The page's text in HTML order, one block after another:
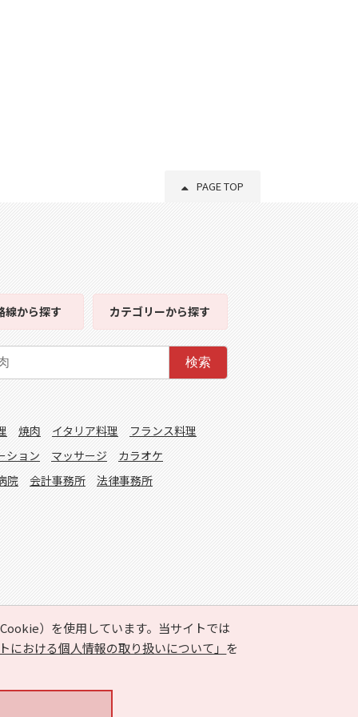
PAGE TOP
）を使用しています。当サイトでは
における個人情報の取り扱いについて」 を
線から探す カテゴリーから探す
検索
焼肉 イタリア料理
フランス料理
ション
マッサージ
カラオケ
院
会計事務所 法律事務所